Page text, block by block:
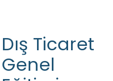
Dış Ticaret
Genel